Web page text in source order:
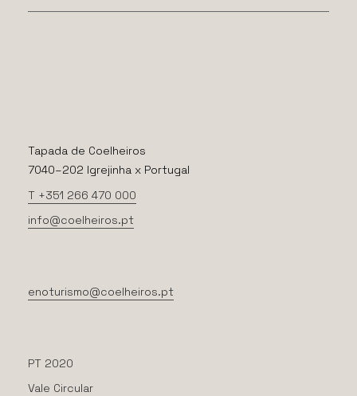
Tapada de Coelheiros
7040–202 Igrejinha x Portugal
T +351 266 470 000
info@coelheiros.pt
enoturismo@coelheiros.pt
PT 2020
Vale Circular